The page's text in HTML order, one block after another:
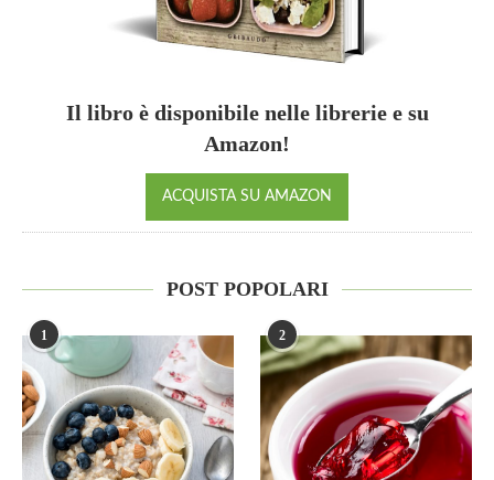
Il libro è disponibile nelle librerie e su
Amazon!
ACQUISTA SU AMAZON
POST POPOLARI
1 2